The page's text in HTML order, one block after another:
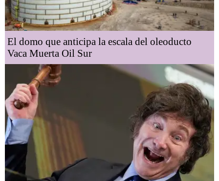
El domo que anticipa la escala del oleoducto
Vaca Muerta Oil Sur